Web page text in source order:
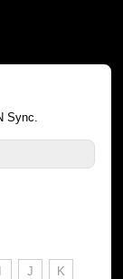
Sync.
I J K